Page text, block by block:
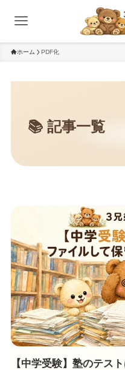
ホーム PDF化
【中学受験】塾のテス